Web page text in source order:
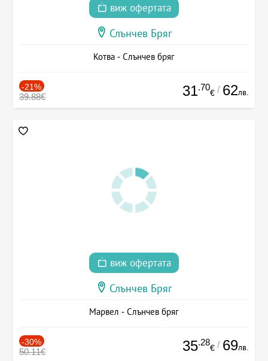
виж офертата
Слънчев Бряг
Котва - Слънчев бряг
-21%
39.88€ 31.70
€ / 62лв.
виж офертата
Слънчев Бряг
Марвел - Слънчев бряг
-30%
50.11€ 35.28
€ / 69лв.